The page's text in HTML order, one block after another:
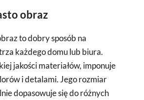
obraz
to dobry sposób na
każdego domu lub biura.
jakości materiałów, imponuje
i detalami. Jego rozmiar
dopasowuje się do różnych